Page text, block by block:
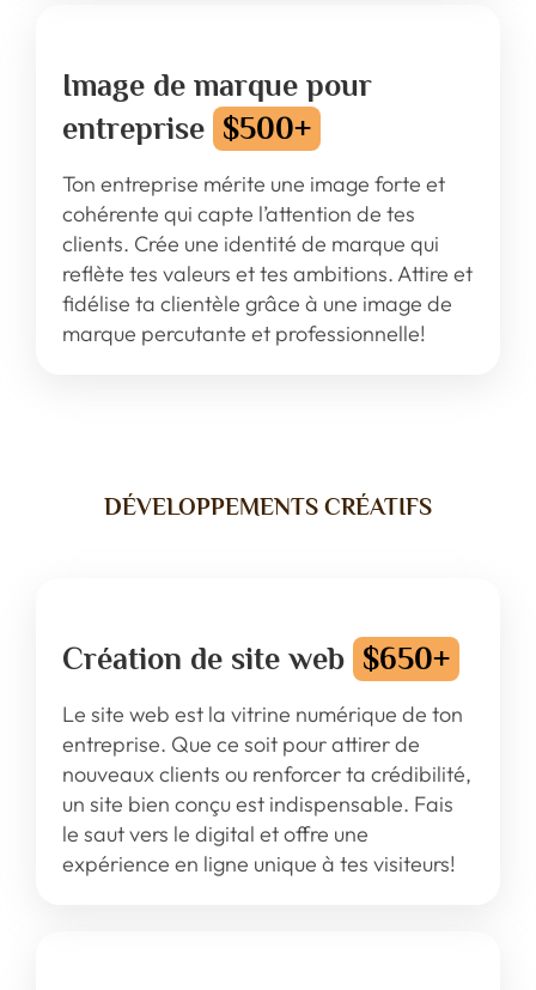
Image de marque pour
entreprise $500+
Ton entreprise mérite une image forte et
cohérente qui capte l’attention de tes
clients. Crée une identité de marque qui
reflète tes valeurs et tes ambitions. Attire et
fidélise ta clientèle grâce à une image de
marque percutante et professionnelle!
DÉVELOPPEMENTS CRÉATIFS
Création de site web $650+
Le site web est la vitrine numérique de ton
entreprise. Que ce soit pour attirer de
nouveaux clients ou renforcer ta crédibilité,
un site bien conçu est indispensable. Fais
le saut vers le digital et offre une
expérience en ligne unique à tes visiteurs!